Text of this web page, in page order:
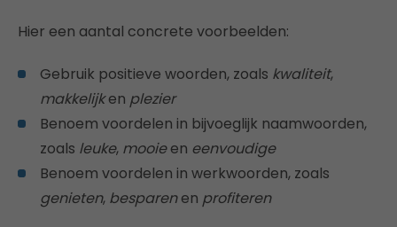
Hier een aantal concrete voorbeelden:
Gebruik positieve woorden, zoals kwaliteit,
makkelijken plezier
Benoem voordelen in bijvoeglijk naamwoorden,
zoals leuke, mooieen eenvoudige
Benoem voordelen in werkwoorden, zoals
genieten, besparenen profiteren